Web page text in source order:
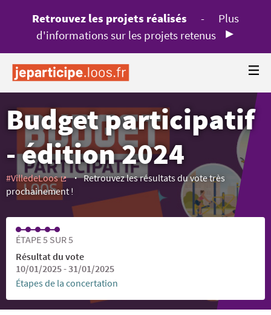
Retrouvez les projets réalisés -
Plus
d'informations sur les projets retenus
Budget participatif
- édition 2024
#VilledeLoos
(Lien externe)
Retrouvez les résultats du vote très
prochainement !
ÉTAPE 5 SUR 5
Résultat du vote
10/01/2025 - 31/01/2025
Étapes de la concertation